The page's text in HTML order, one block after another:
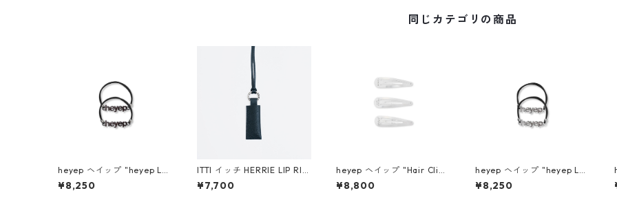
同じカテゴリの商品
heyep ヘイップ "heyep Lo
go Hair Ties (2-piece)" (B
LK) hp07126
¥8,250
ITTI イッチ HERRIE LIP RIN
G / DIPLO FJORD (BLACK)
¥7,700
heyep ヘイップ "Hair Clips
with KENKAGAMI (3-piec
e)" hp07026
¥8,800
heyep ヘイップ "heyep Lo
go Hair Ties (2-piece)" (SL
V) hp07126
¥8,250